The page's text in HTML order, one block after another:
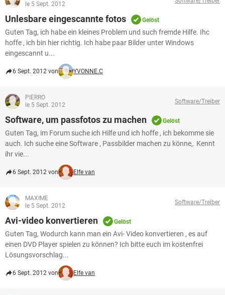
FACEBOOKle 5 Sept. 2012
Unlesbare eingescannte fotos Gelöst
Guten Tag, ich habe ein kleines Problem und such fremde Hilfe. Ihc
hoffe , ich bin hier richtig. Ich habe paar Bilder unter Windows
eingescannt u...
6 Sept. 2012 von YVONNE.C
PIERRO
le 5 Sept. 2012
Software/Treiber
Software, um passfotos zu machen Gelöst
Guten Tag, im Forum suche ich Hilfe und ich hoffe , ich bekomme sie
auch. Ich suche eine Software , Passbilder machen zu könne,. Kennt
ihr vie...
6 Sept. 2012 von Elfe van
MAXIME
le 5 Sept. 2012
Software/Treiber
Avi-video konvertieren Gelöst
Guten Tag, Wodurch kann man ein Avi- Video konvertieren , es auf
einen DVD Player spielen zu können? Ich bitte euch im kostenfrei
Lösungsvorschlag...
6 Sept. 2012 von Elfe van